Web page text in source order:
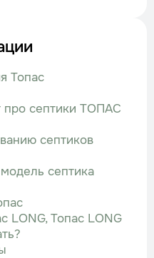
Топас
про септики ТОПАС
септиков
септика
LONG, Топас LONG